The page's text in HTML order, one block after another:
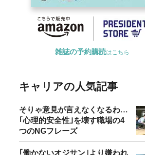
雑誌の予約購読はこちら
キャリアの人気記事
そりゃ意見が言えなくなるわ…
｢心理的安全性｣を壊す職場の4
つのNGフレーズ
｢働かないオジサン｣より嫌われ